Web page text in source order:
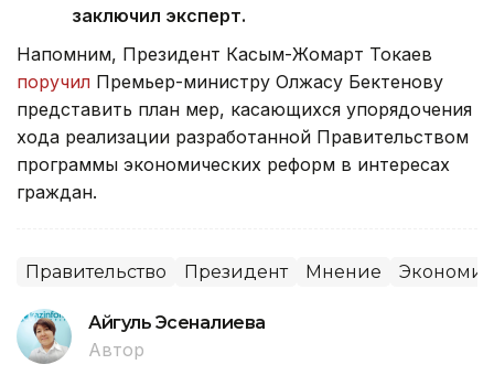
заключил эксперт.
Напомним, Президент Касым-Жомарт Токаев
поручил Премьер-министру Олжасу Бектенову
представить план мер, касающихся упорядочения
хода реализации разработанной Правительством
программы экономических реформ в интересах
граждан.
Правительство Президент Мнение
Айгуль Эсеналиева
Автор